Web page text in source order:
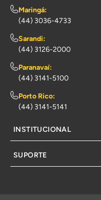
Maringá:
(44) 3036-4733
Sarandi:
(44) 3126-2000
Paranavaí:
(44) 3141-5100
Porto Rico:
(44) 3141-5141
INSTITUCIONAL
SUPORTE